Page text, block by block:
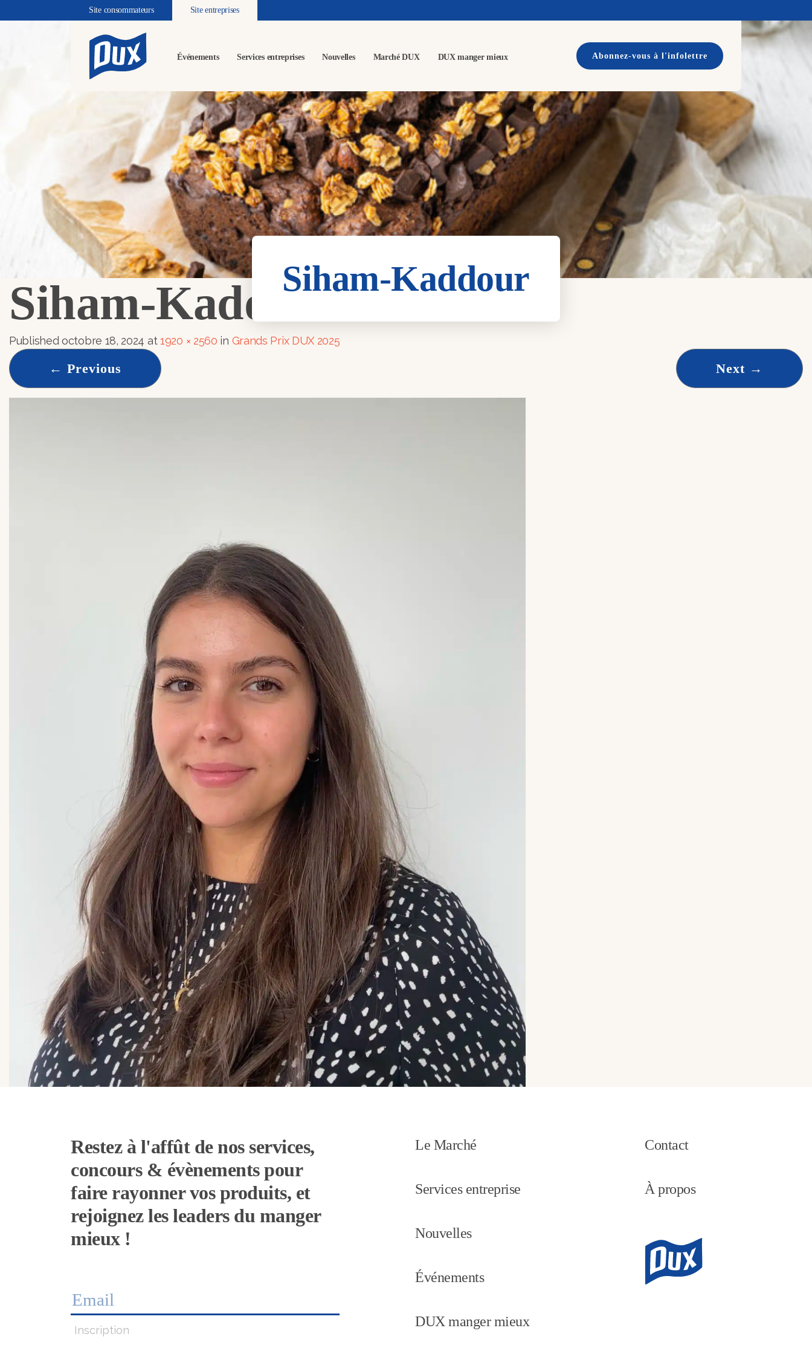
Site consommateurs Site entreprises
Événements Services entreprises Nouvelles Marché DUX DUX manger mieux Abonnez-vous à l'infolettre
Siham-Kaddour
Siham-Kaddour
Publishedoctobre 18, 2024 at1920 × 2560 in Grands Prix DUX 2025
← Previous Next →
Restez à l'affût de nos services,
concours & évènements pour
faire rayonner vos produits, et
rejoignez les leaders du manger
mieux !
Inscription
Le Marché
Services entreprise
Nouvelles
Événements
DUX manger mieux
Contact
À propos